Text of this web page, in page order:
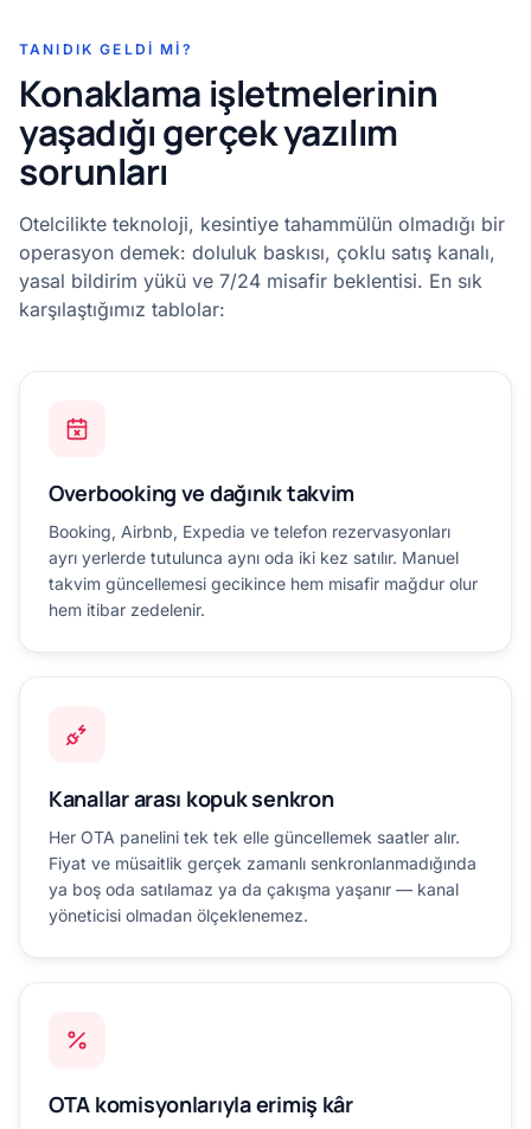
TANIDIK GELDI MI?
Konaklama işletmelerinin
yaşadığı gerçek yazılım
sorunları
Otelcilikte teknoloji, kesintiye tahammülün olmadığı bir
operasyon demek: doluluk baskısı, çoklu satış kanalı,
yasal bildirim yükü ve 7/24 misafir beklentisi. En sık
karşılaştığımız tablolar:
Overbooking ve dağınık takvim
Booking, Airbnb, Expedia ve telefon rezervasyonları
ayrı yerlerde tutulunca aynı oda iki kez satılır. Manuel
takvim güncellemesi gecikince hem misafir mağdur olur
hem itibar zedelenir.
Kanallar arası kopuk senkron
Her OTA panelini tek tek elle güncellemek saatler alır.
Fiyat ve müsaitlik gerçek zamanlı senkronlanmadığında
ya boş oda satılamaz ya da çakışma yaşanır — kanal
yöneticisi olmadan ölçeklenemez.
OTA komisyonlarıyla erimiş kâr